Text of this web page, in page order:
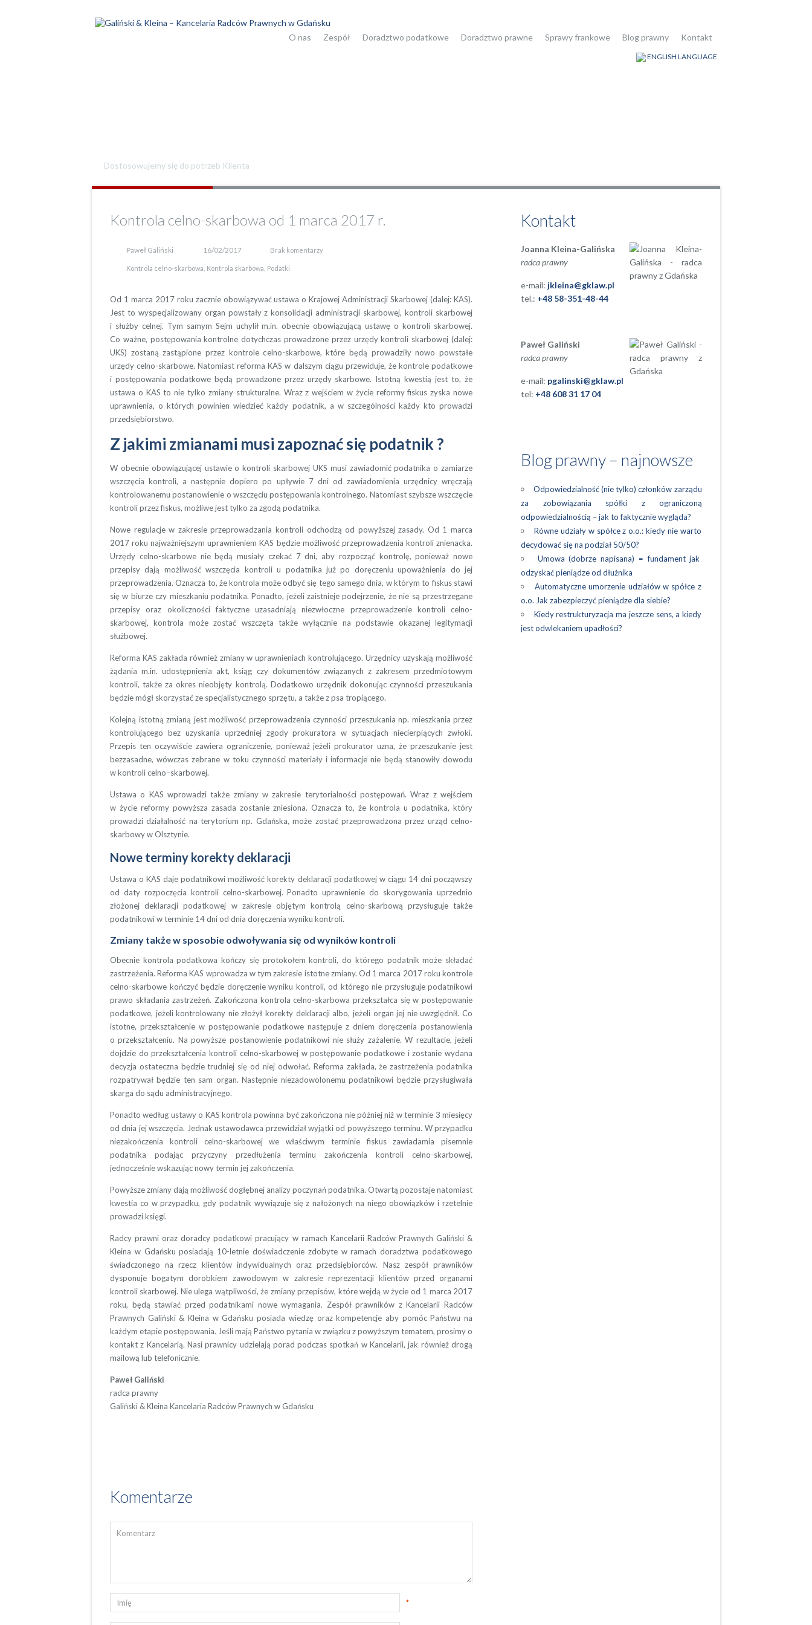
O nas Zespół Doradztwo podatkowe Doradztwo prawne Sprawy frankowe Blog prawny Kontakt
ENGLISH LANGUAGE
Dostosowujemy się do potrzeb Klienta
Kontrola celno-skarbowa od 1 marca 2017 r.
Paweł Galiński 16/02/2017 Brak komentarzy
Kontrola celno-skarbowa, Kontrola skarbowa, Podatki
Od 1 marca 2017 roku zacznie obowiązywać ustawa o Krajowej Administracji Skarbowej (dalej: KAS).
Jest to wyspecjalizowany organ powstały z konsolidacji administracji skarbowej, kontroli skarbowej
i służby celnej. Tym samym Sejm uchylił m.in. obecnie obowiązującą ustawę o kontroli skarbowej.
Co ważne, postępowania kontrolne dotychczas prowadzone przez urzędy kontroli skarbowej (dalej:
UKS) zostaną zastąpione przez kontrole celno-skarbowe, które będą prowadziły nowo powstałe
urzędy celno-skarbowe. Natomiast reforma KAS w dalszym ciągu przewiduje, że kontrole podatkowe
i postępowania podatkowe będą prowadzone przez urzędy skarbowe. Istotną kwestią jest to, że
ustawa o KAS to nie tylko zmiany strukturalne. Wraz z wejściem w życie reformy fiskus zyska nowe
uprawnienia, o których powinien wiedzieć każdy podatnik, a w szczególności każdy kto prowadzi
przedsiębiorstwo.
Z jakimi zmianami musi zapoznać się podatnik ?
W obecnie obowiązującej ustawie o kontroli skarbowej UKS musi zawiadomić podatnika o zamiarze
wszczęcia kontroli, a następnie dopiero po upływie 7 dni od zawiadomienia urzędnicy wręczają
kontrolowanemu postanowienie o wszczęciu postępowania kontrolnego. Natomiast szybsze wszczęcie
kontroli przez fiskus, możliwe jest tylko za zgodą podatnika.
Nowe regulacje w zakresie przeprowadzania kontroli odchodzą od powyższej zasady. Od 1 marca
2017 roku najważniejszym uprawnieniem KAS będzie możliwość przeprowadzenia kontroli znienacka.
Urzędy celno-skarbowe nie będą musiały czekać 7 dni, aby rozpocząć kontrolę, ponieważ nowe
przepisy dają możliwość wszczęcia kontroli u podatnika już po doręczeniu upoważnienia do jej
przeprowadzenia. Oznacza to, że kontrola może odbyć się tego samego dnia, w którym to fiskus stawi
się w biurze czy mieszkaniu podatnika. Ponadto, jeżeli zaistnieje podejrzenie, że nie są przestrzegane
przepisy oraz okoliczności faktyczne uzasadniają niezwłoczne przeprowadzenie kontroli celno-
skarbowej, kontrola może zostać wszczęta także wyłącznie na podstawie okazanej legitymacji
służbowej.
Reforma KAS zakłada również zmiany w uprawnieniach kontrolującego. Urzędnicy uzyskają możliwość
żądania m.in. udostępnienia akt, ksiąg czy dokumentów związanych z zakresem przedmiotowym
kontroli, także za okres nieobjęty kontrolą. Dodatkowo urzędnik dokonując czynności przeszukania
będzie mógł skorzystać ze specjalistycznego sprzętu, a także z psa tropiącego.
Kolejną istotną zmianą jest możliwość przeprowadzenia czynności przeszukania np. mieszkania przez
kontrolującego bez uzyskania uprzedniej zgody prokuratora w sytuacjach niecierpiących zwłoki.
Przepis ten oczywiście zawiera ograniczenie, ponieważ jeżeli prokurator uzna, że przeszukanie jest
bezzasadne, wówczas zebrane w toku czynności materiały i informacje nie będą stanowiły dowodu
w kontroli celno–skarbowej.
Ustawa o KAS wprowadzi także zmiany w zakresie terytorialności postępowań. Wraz z wejściem
w życie reformy powyższa zasada zostanie zniesiona. Oznacza to, że kontrola u podatnika, który
prowadzi działalność na terytorium np. Gdańska, może zostać przeprowadzona przez urząd celno-
skarbowy w Olsztynie.
Nowe terminy korekty deklaracji
Ustawa o KAS daje podatnikowi możliwość korekty deklaracji podatkowej w ciągu 14 dni począwszy
od daty rozpoczęcia kontroli celno-skarbowej. Ponadto uprawnienie do skorygowania uprzednio
złożonej deklaracji podatkowej w zakresie objętym kontrolą celno-skarbową przysługuje także
podatnikowi w terminie 14 dni od dnia doręczenia wyniku kontroli.
Zmiany także w sposobie odwoływania się od wyników kontroli
Obecnie kontrola podatkowa kończy się protokołem kontroli, do którego podatnik może składać
zastrzeżenia. Reforma KAS wprowadza w tym zakresie istotne zmiany. Od 1 marca 2017 roku kontrole
celno-skarbowe kończyć będzie doręczenie wyniku kontroli, od którego nie przysługuje podatnikowi
prawo składania zastrzeżeń. Zakończona kontrola celno-skarbowa przekształca się w postępowanie
podatkowe, jeżeli kontrolowany nie złożył korekty deklaracji albo, jeżeli organ jej nie uwzględnił. Co
istotne, przekształcenie w postępowanie podatkowe następuje z dniem doręczenia postanowienia
o przekształceniu. Na powyższe postanowienie podatnikowi nie służy zażalenie. W rezultacie, jeżeli
dojdzie do przekształcenia kontroli celno-skarbowej w postępowanie podatkowe i zostanie wydana
decyzja ostateczna będzie trudniej się od niej odwołać. Reforma zakłada, że zastrzeżenia podatnika
rozpatrywał będzie ten sam organ. Następnie niezadowolonemu podatnikowi będzie przysługiwała
skarga do sądu administracyjnego.
Ponadto według ustawy o KAS kontrola powinna być zakończona nie później niż w terminie 3 miesięcy
od dnia jej wszczęcia. Jednak ustawodawca przewidział wyjątki od powyższego terminu. W przypadku
niezakończenia kontroli celno-skarbowej we właściwym terminie fiskus zawiadamia pisemnie
podatnika podając przyczyny przedłużenia terminu zakończenia kontroli celno-skarbowej,
jednocześnie wskazując nowy termin jej zakończenia.
Powyższe zmiany dają możliwość dogłębnej analizy poczynań podatnika. Otwartą pozostaje natomiast
kwestia co w przypadku, gdy podatnik wywiązuje się z nałożonych na niego obowiązków i rzetelnie
prowadzi księgi.
Radcy prawni oraz doradcy podatkowi pracujący w ramach Kancelarii Radców Prawnych Galiński &
Kleina w Gdańsku posiadają 10-letnie doświadczenie zdobyte w ramach doradztwa podatkowego
świadczonego na rzecz klientów indywidualnych oraz przedsiębiorców. Nasz zespół prawników
dysponuje bogatym dorobkiem zawodowym w zakresie reprezentacji klientów przed organami
kontroli skarbowej. Nie ulega wątpliwości, że zmiany przepisów, które wejdą w życie od 1 marca 2017
roku, będą stawiać przed podatnikami nowe wymagania. Zespół prawników z Kancelarii Radców
Prawnych Galiński & Kleina w Gdańsku posiada wiedzę oraz kompetencje aby pomóc Państwu na
każdym etapie postępowania. Jeśli mają Państwo pytania w związku z powyższym tematem, prosimy o
kontakt z Kancelarią. Nasi prawnicy udzielają porad podczas spotkań w Kancelarii, jak również drogą
mailową lub telefonicznie.
Paweł Galiński
radca prawny
Galiński & Kleina Kancelaria Radców Prawnych w Gdańsku
Komentarze
*
Kontakt
Joanna Kleina-Galińska
radca prawny
e-mail: jkleina@gklaw.pl
tel.: +48 58-351-48-44
Paweł Galiński
radca prawny
e-mail: pgalinski@gklaw.pl
tel: +48 608 31 17 04
Blog prawny – najnowsze
Odpowiedzialność (nie tylko) członków zarządu
za zobowiązania spółki z ograniczoną
odpowiedzialnością – jak to faktycznie wygląda?
Równe udziały w spółce z o.o.: kiedy nie warto
decydować się na podział 50/50?
Umowa (dobrze napisana) = fundament jak
odzyskać pieniądze od dłużnika
Automatyczne umorzenie udziałów w spółce z
o.o. Jak zabezpieczyć pieniądze dla siebie?
Kiedy restrukturyzacja ma jeszcze sens, a kiedy
jest odwlekaniem upadłości?